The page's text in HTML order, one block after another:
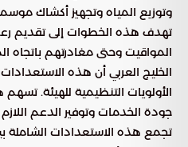
وتوزيع المياه وتجهيز أكشاك
تهدف هذه الخطوات إلى تقديم
المواقيت وحتى مغادرتهم
الخليج العربي أن هذه
الأولويات التنظيمية للهيئة.
جودة الخدمات وتوفير الدعم
تجمع هذه الاستعدادات الشاملة